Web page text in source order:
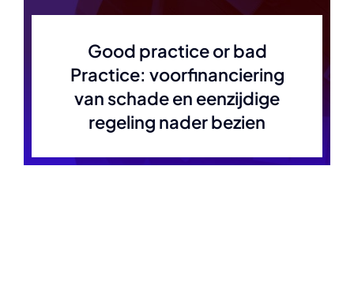
Good practice or bad
Practice: voorfinanciering
van schade en eenzijdige
regeling nader bezien